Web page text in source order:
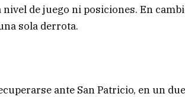
de juego ni posiciones. En
sola derrota.
ante San Patricio, en un